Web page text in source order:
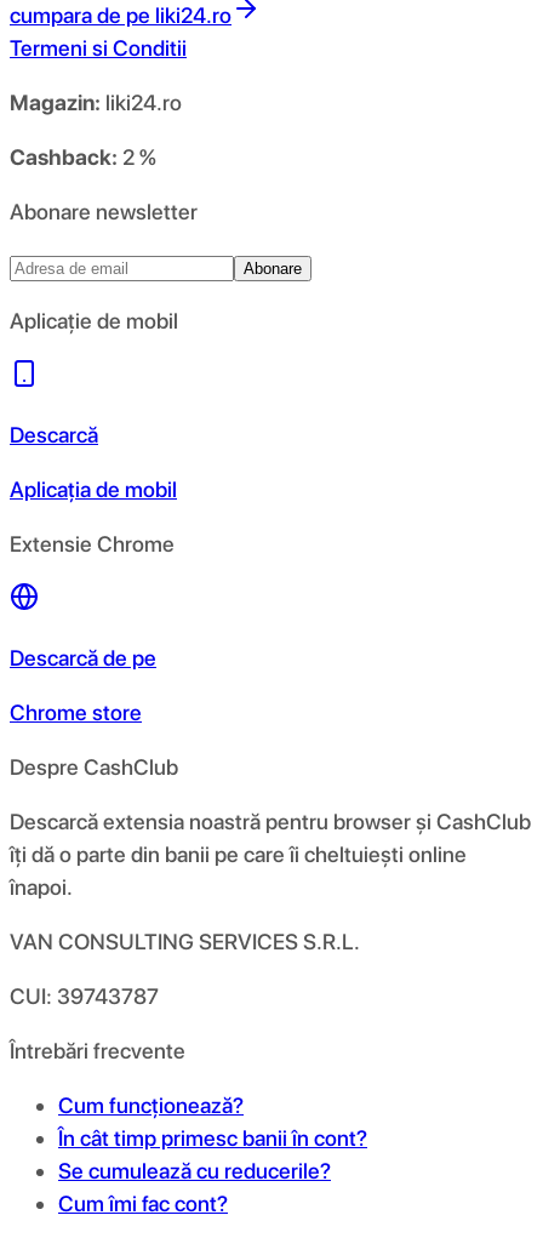
cumpara de pe liki24.ro
Termeni si Conditii
Magazin: liki24.ro
Cashback: 2 %
Abonare newsletter
Abonare
Aplicație de mobil
Descarcă
Aplicația de mobil
Extensie Chrome
Descarcă de pe
Chrome store
Despre CashClub
Descarcă extensia noastră pentru browser și CashClub
îți dă o parte din banii pe care îi cheltuiești online
înapoi.
VAN CONSULTING SERVICES S.R.L.
CUI: 39743787
Întrebări frecvente
Cum funcționează?
În cât timp primesc banii în cont?
Se cumulează cu reducerile?
Cum îmi fac cont?